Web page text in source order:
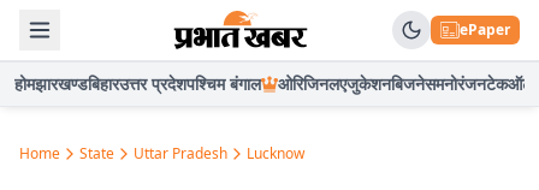
ePaper
होमझारखण्डबिहारउत्तर प्रदेशपश्चिम बंगाल ओरिजिनलएजुकेशनबिजनेसमनोरंजनटेकऑटो
Home State Uttar Pradesh Lucknow